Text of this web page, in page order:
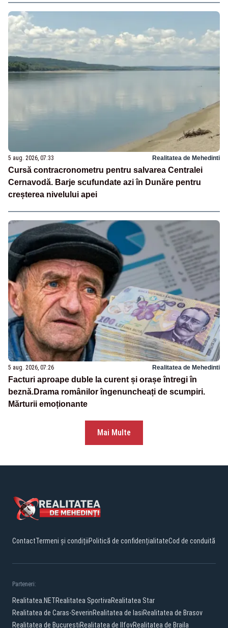
5 aug. 2026, 07:33 Realitatea de Mehedinti
Cursă contracronometru pentru salvarea Centralei
Cernavodă. Barje scufundate azi în Dunăre pentru
creșterea nivelului apei
5 aug. 2026, 07:26 Realitatea de Mehedinti
Facturi aproape duble la curent și orașe întregi în
beznă.Drama românilor îngenuncheați de scumpiri.
Mărturii emoționante
Mai Multe
ContactTermeni și condițiiPolitică de confidențialitateCod de conduită
Parteneri:
Realitatea.NETRealitatea SportivaRealitatea Star
Realitatea de Caras-SeverinRealitatea de IasiRealitatea de Brasov
Realitatea de BucurestiRealitatea de IlfovRealitatea de Braila